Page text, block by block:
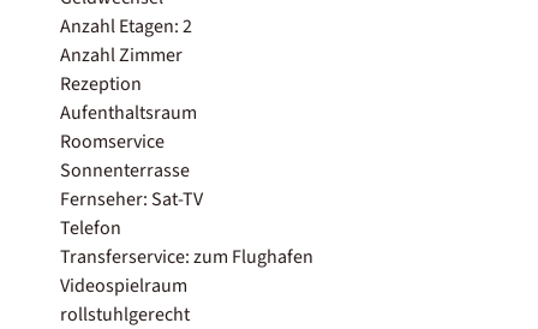
Anzahl Etagen: 2
Anzahl Zimmer
Rezeption
Aufenthaltsraum
Roomservice
Sonnenterrasse
Fernseher: Sat-TV
Telefon
Transferservice: zum Flughafen
Videospielraum
rollstuhlgerecht